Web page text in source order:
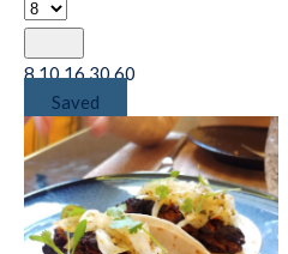
810163060
Saved